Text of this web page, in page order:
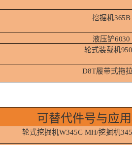
挖掘机365B
液压铲6030
轮式装载机
D8T履带式拖
可替代件号与应
轮式挖掘机W345C MH/挖掘机